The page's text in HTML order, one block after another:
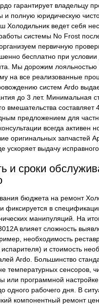
гарантирует владельцу
и полную юридическую
Холодильник ведет себя
системы No Frost
первичную
бесплатно при
Мы дорожим лояльностью
на все реализованные
систем Ardo
до 3 лет. Минимальная
вмешательства составляет
предложением для
всегда активен
оригинальных запчастей
ускоряет выдачу
и сроки
бюджета на ремонт
фиксируется в
манипуляций. На
влияет сложность
необходимость
и стоимость
Ardo. Большинство
температурных сенсоров,
или программной
одного рабочего дня. В
компонентный ремонт